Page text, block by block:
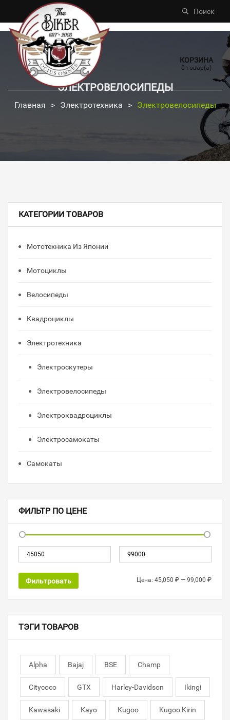
Поиск
КОРЗИНА
0 товар(а)
ЭЛЕКТРОВЕЛОСИПЕДЫ
Главная > Электротехника > Электровелосипеды
КАТЕГОРИИ ТОВАРОВ
Мототехника Из Японии
Мотоциклы
Велосипеды
Квадроциклы
Электротехника
Электроскутеры
Электровелосипеды
Электроквадроциклы
Электросамокаты
Самокаты
ФИЛЬТР ПО ЦЕНЕ
Фильтровать Цена: 45,050 ₽ — 99,000 ₽
ТЭГИ ТОВАРОВ
Alpha Bajaj BSE Champ
Citycoco GTX Harley-Davidson Ikingi
Kawasaki Kayo Kugoo Kugoo Kirin